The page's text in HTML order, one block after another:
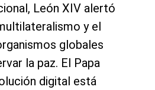
León XIV alertó
y el
globales
la paz. El Papa
digital está